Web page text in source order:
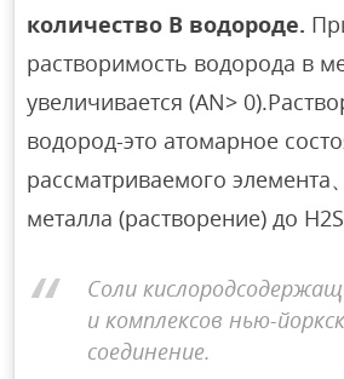
количество В водороде.
растворимость водорода в
увеличивается (AN>
водород-это атомарное
рассматриваемого элемента
металла (растворение) до
Соли
и комплексов нью-
соединение.